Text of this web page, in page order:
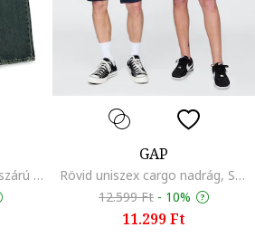
Mosott hatású szűkülő szárú farmernadrág, Olajkék
GAP
Rövid uniszex cargo nadrág, Sötétkék
12.599 Ft - 10%
11.299 Ft